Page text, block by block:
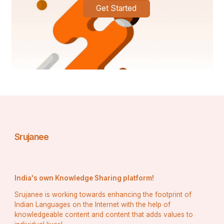
ଓଲଟା ସାଇକୋଲୋଜି ହେଉଛି ଏକ କୌଶଳ ଯେଉଁଠାରେ
ତୁମେ ଯାହା ଚାହୁଁଛ ଏହାର ବିପରୀତ ପାଇଁ ଓକିଲାତି କର,
ଅନ୍ୟମାନଙ୍କୁ ତୁମେ ପ୍ରକୃତରେ ଇଚ୍ଛା କରୁଥିବା କାର୍ଯ୍ୟ
ସେମାନେ ଅନୁଭବ କରନ୍ତି ଯେ ସେମାନଙ୍କର ସ୍ୱାଧୀନତା
ଓଲଟା ମନୋବିଜ୍ଞାନର ଏକ ଉଲ୍ଲେଖନୀୟ ପ୍ରୟୋଗ
ମାର୍କେଟିଂରେ ଅଛି | ପେନସିଲଭାନିଆ ବିଶ୍ୱବିଦ୍ୟାଳୟର
ଅନୁସନ୍ଧାନରୁ ଜଣାପଡିଛି ଯେ ଓଲଟା ମନୋବିଜ୍ଞାନ
Get Started
Srujanee
India's own Knowledge Sharing platform!
Srujanee is working towards enhancing the footprint of
Indian Languages on the Internet with the help of
knowledgeable content and content that adds values to